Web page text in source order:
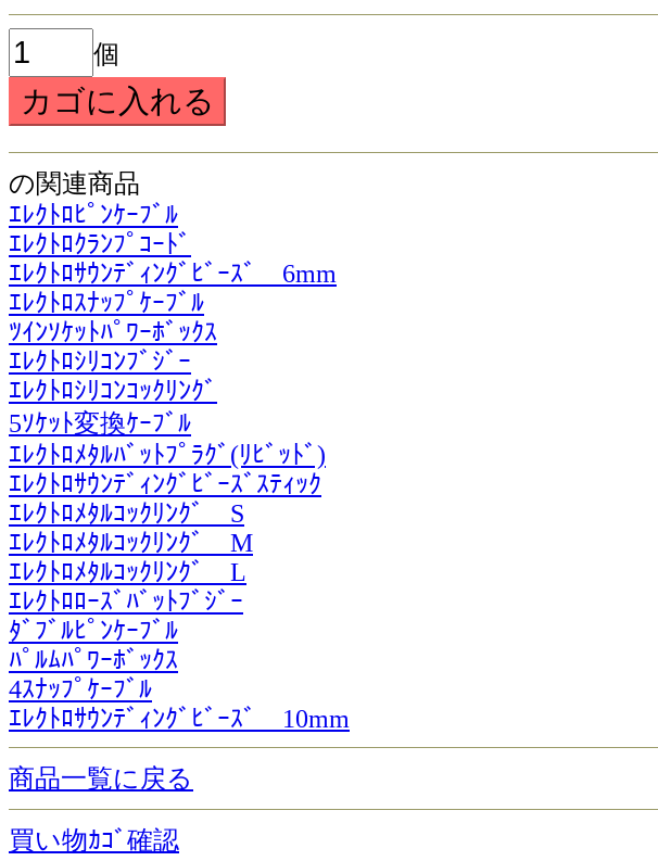
個
の関連商品
ｴﾚｸﾄﾛﾋﾟﾝｹｰﾌﾞﾙ
ｴﾚｸﾄﾛｸﾗﾝﾌﾟｺｰﾄﾞ
ｴﾚｸﾄﾛｻｳﾝﾃﾞｨﾝｸﾞﾋﾞｰｽﾞ 6mm
ｴﾚｸﾄﾛｽﾅｯﾌﾟｹｰﾌﾞﾙ
ﾂｲﾝｿｹｯﾄﾊﾟﾜｰﾎﾞｯｸｽ
ｴﾚｸﾄﾛｼﾘｺﾝﾌﾞｼﾞｰ
ｴﾚｸﾄﾛｼﾘｺﾝｺｯｸﾘﾝｸﾞ
5ｿｹｯﾄ変換ｹｰﾌﾞﾙ
ｴﾚｸﾄﾛﾒﾀﾙﾊﾞｯﾄﾌﾟﾗｸﾞ(ﾘﾋﾞｯﾄﾞ)
ｴﾚｸﾄﾛｻｳﾝﾃﾞｨﾝｸﾞﾋﾞｰｽﾞｽﾃｨｯｸ
ｴﾚｸﾄﾛﾒﾀﾙｺｯｸﾘﾝｸﾞ S
ｴﾚｸﾄﾛﾒﾀﾙｺｯｸﾘﾝｸﾞ M
ｴﾚｸﾄﾛﾒﾀﾙｺｯｸﾘﾝｸﾞ L
ｴﾚｸﾄﾛﾛｰｽﾞﾊﾞｯﾄﾌﾞｼﾞｰ
ﾀﾞﾌﾞﾙﾋﾟﾝｹｰﾌﾞﾙ
ﾊﾟﾙﾑﾊﾟﾜｰﾎﾞｯｸｽ
4ｽﾅｯﾌﾟｹｰﾌﾞﾙ
ｴﾚｸﾄﾛｻｳﾝﾃﾞｨﾝｸﾞﾋﾞｰｽﾞ 10mm
商品一覧に戻る
買い物ｶｺﾞ確認